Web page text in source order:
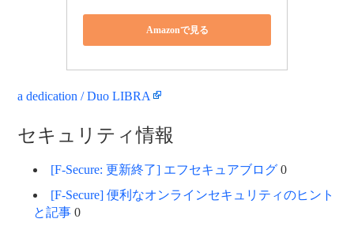
Amazonで見る
a dedication / Duo LIBRA
セキュリティ情報
[F-Secure: 更新終了] エフセキュアブログ 0
[F-Secure] 便利なオンラインセキュリティのヒント
と記事 0